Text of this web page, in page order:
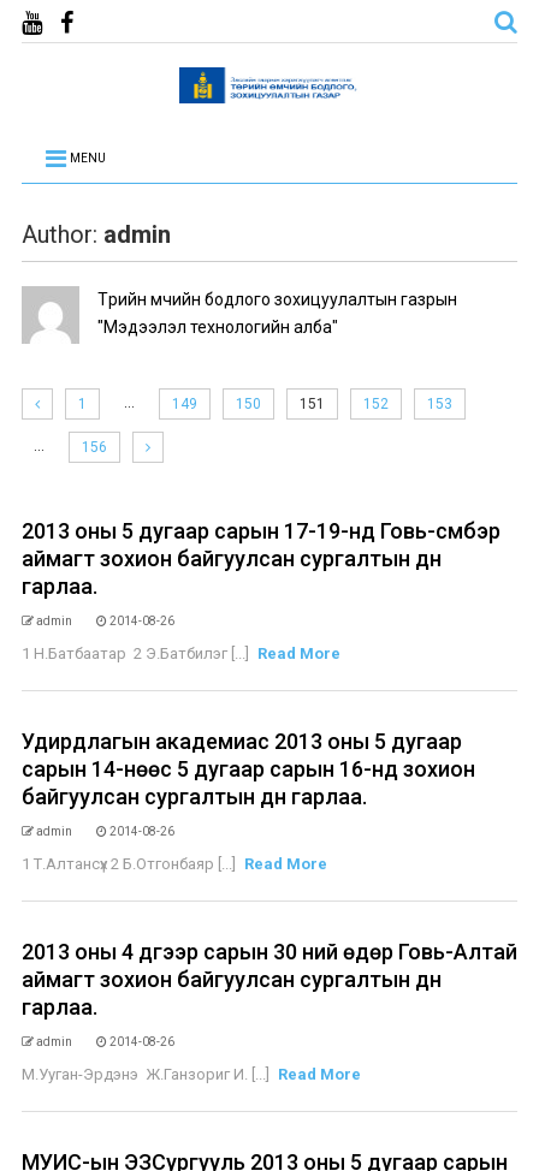
MENU
Author: admin
Төрийн өмчийн бодлого зохицуулалтын газрын
"Мэдээлэл технологийн алба"
1 … 149 150 151 152 153
… 156
2013 оны 5 дугаар сарын 17-19-нд Говь-сүмбэр
аймагт зохион байгуулсан сургалтын дүн
гарлаа.
admin 2014-08-26
1 Н.Батбаатар 2 Э.Батбилэг [...] Read More
Удирдлагын академиас 2013 оны 5 дугаар
сарын 14-нөөс 5 дугаар сарын 16-нд зохион
байгуулсан сургалтын дүн гарлаа.
admin 2014-08-26
1 Т.Алтансүх 2 Б.Отгонбаяр [...] Read More
2013 оны 4 дүгээр сарын 30 ний өдөр Говь-Алтай
аймагт зохион байгуулсан сургалтын дүн
гарлаа.
admin 2014-08-26
М.Ууган-Эрдэнэ Ж.Ганзориг И. [...] Read More
МУИС-ын ЭЗСургууль 2013 оны 5 дугаар сарын